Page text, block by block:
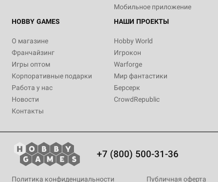
Мобильное приложение
HOBBY GAMES
О магазине
Франчайзинг
Игры оптом
Корпоративные подарки
Работа у нас
Новости
Контакты
НАШИ ПРОЕКТЫ
Hobby World
Игрокон
Warforge
Мир фантастики
Берсерк
CrowdRepublic
+7 (800) 500-31-36
Политика конфиденциальности Публичная оферта